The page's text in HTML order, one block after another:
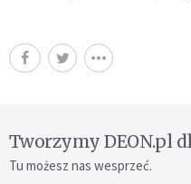
Tworzymy DEON.pl
Tu możesz nas wesprzeć.